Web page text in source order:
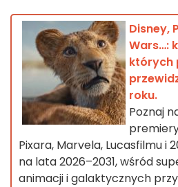
Disney,
Wars…:
których
roku.
Poznaj
Pixara, Marvela, Lucasfilmu i
na lata 2026–2031, wśród
animacji i galaktycznych